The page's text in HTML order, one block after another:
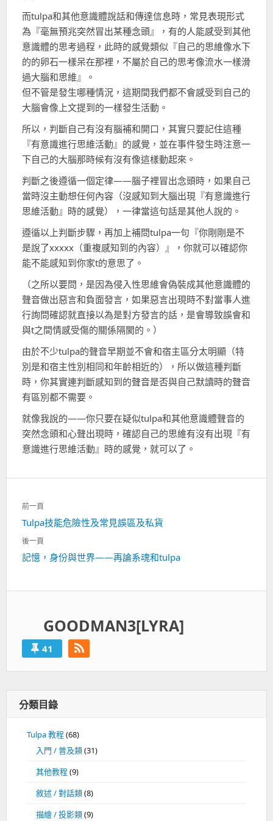
而tulpa和其他意識體說話和傳達信息時，常見表現形式
為『毫無預兆突然冒出某種念頭』，有的人能感受到其他
意識體的思考過程，此時的感覺類似『自己的思維像水下
的的卵石一樣呆在那裡，不屬於自己的思考像流水一樣滑
過大腦和思維』。
但不管是發生哪種情況，這期間我們都不會感受到自己的
大腦會像上文提到的一樣發生活動。
所以，判斷自己有沒有腦補和開口，其實只要記住這種
『有意識進行思維活動』的感覺，並在事件發生時注意一
下自己的大腦那時候有沒有像這樣動起來。
判斷之後遵循一個定律——腦子裡冒出念頭時，如果自己
當時沒主動想任何內容（沒感知到大腦出現『有意識進行
思維活動』時的感覺），一律當這句話是其他人說的。
遵循以上判斷步驟，再加上補問tulpa一句『你剛剛是不
是說了xxxxx（重複感知到的內容）』，你就可以確認你
能不能感知到你家t的意思了。
（之所以要問，是因為侵入性思維會偽裝成其他意識體的
聲音做出惡言和負面發言，如果惡言出現時不對當事人進
行詢問確認就直接以為是對方發言的話，是會導致誤會和
與t之間情感受傷的關係隔閡的。）
由於不少tulpa的聲音早期並不會和宿主區分太明顯（特
別是和宿主性別相同和年齡相近的），所以做這種判斷
時，你其實連判斷感知到的聲音是否與自己默讀時的聲音
有區別都不需要。
就像我說的——你只要在疑似tulpa和其他意識體聲音的
突然念頭和心聲出現時，確認自己的思維有沒有出現『有
意識進行思維活動』時的感覺，就可以了。
文
章
導
航
前一頁
上
一
篇：
Tulpa技能危險性及常見誤區及私貨
後一頁
下
記憶，身份與世界——再論系魂和tulpa
GOODMAN3[LYRA]
41
分類目錄
Tulpa 教程 (68)
入門 / 普及類(31)
其他教程 (9)
敘述 / 對話類(8)
描繪 / 投影類(9)